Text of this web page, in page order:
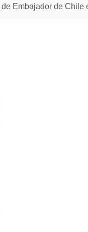
Embajador de Chile